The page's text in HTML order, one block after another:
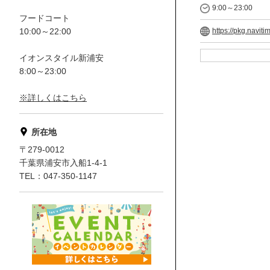
9:00～23:00
https://
フードコート
10:00～22:00
イオンスタイル新浦安
8:00～23:00
※詳しくはこちら
所在地
〒279-0012
千葉県浦安市入船1-4-1
TEL：047-350-1147